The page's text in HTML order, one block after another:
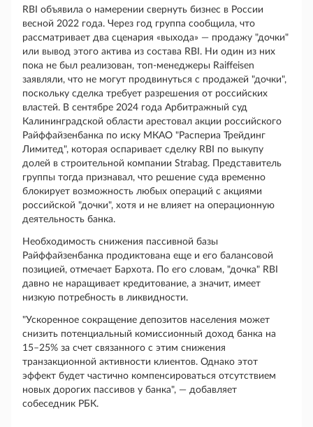
RBI объявила о намерении свернуть бизнес в России
весной 2022 года. Через год группа сообщила, что
рассматривает два сценария «выхода» — продажу "дочки"
или вывод этого актива из состава RBI. Ни один из них
пока не был реализован, топ-менеджеры Raiffeisen
заявляли, что не могут продвинуться с продажей "дочки",
поскольку сделка требует разрешения от российских
властей. В сентябре 2024 года Арбитражный суд
Калининградской области арестовал акции российского
Райффайзенбанка по иску МКАО "Распериа Трейдинг
Лимитед", которая оспаривает сделку RBI по выкупу
долей в строительной компании Strabag. Представитель
группы тогда признавал, что решение суда временно
блокирует возможность любых операций с акциями
российской "дочки", хотя и не влияет на операционную
деятельность банка.
Необходимость снижения пассивной базы
Райффайзенбанка продиктована еще и его балансовой
позицией, отмечает Бархота. По его словам, "дочка" RBI
давно не наращивает кредитование, а значит, имеет
низкую потребность в ликвидности.
"Ускоренное сокращение депозитов населения может
снизить потенциальный комиссионный доход банка на
15–25% за счет связанного с этим снижения
транзакционной активности клиентов. Однако этот
эффект будет частично компенсироваться отсутствием
новых дорогих пассивов у банка", — добавляет
собеседник РБК.